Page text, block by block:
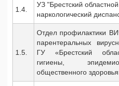
1.4.
УЗ "Брестский областной
наркологический
1.5.
Отдел профилактики
парентеральных
ГУ «Брестский
гигиены,
общественного